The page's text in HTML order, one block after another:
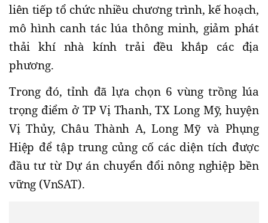
liên tiếp tổ chức nhiều chương trình, kế hoạch,
mô hình canh tác lúa thông minh, giảm phát
thải khí nhà kính trải đều khắp các địa
phương.
Trong đó, tỉnh đã lựa chọn 6 vùng trồng lúa
trọng điểm ở TP Vị Thanh, TX Long Mỹ, huyện
Vị Thủy, Châu Thành A, Long Mỹ và Phụng
Hiệp để tập trung củng cố các diện tích được
đầu tư từ Dự án chuyển đổi nông nghiệp bền
vững (VnSAT).